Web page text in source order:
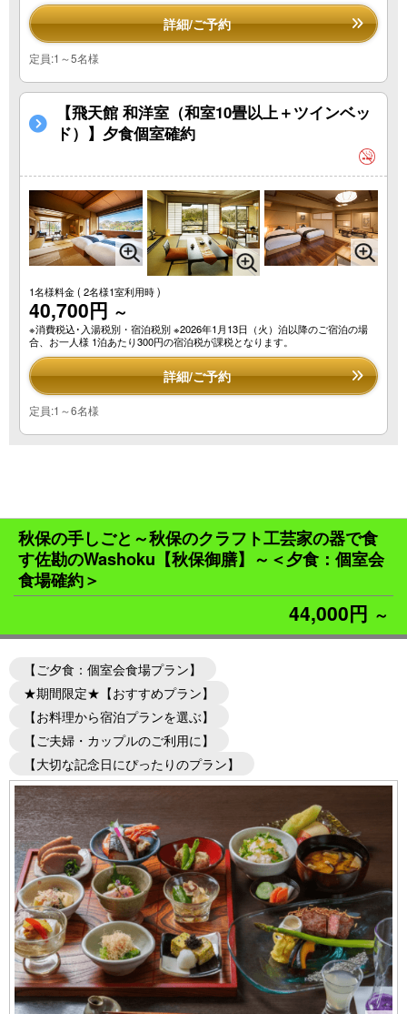
詳細/ご予約
定員:1～5名様
【飛天館 和洋室（和室10畳以上＋ツインベッ
ド）】夕食個室確約
1名様料金( 2名様1室利用時 )
40,700円 ～
※消費税込･入湯税別・宿泊税別 ※2026年1月13日（火）泊以降のご宿泊の場
合、お一人様 1泊あたり300円の宿泊税が課税となります。
詳細/ご予約
定員:1～6名様
秋保の手しごと～秋保のクラフト工芸家の器で食
す佐勘のWashoku【秋保御膳】～＜夕食：個室会
食場確約＞
44,000円 ～
【ご夕食：個室会食場プラン】
★期間限定★【おすすめプラン】
【お料理から宿泊プランを選ぶ】
【ご夫婦・カップルのご利用に】
【大切な記念日にぴったりのプラン】